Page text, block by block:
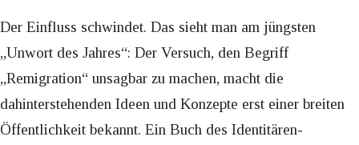
Der Einfluss schwindet. Das sieht man am jüngsten
„Unwort des Jahres“: Der Versuch, den Begriff
„Remigration“ unsagbar zu machen, macht die
dahinterstehenden Ideen und Konzepte erst einer breiten
Öffentlichkeit bekannt. Ein Buch des Identitären-